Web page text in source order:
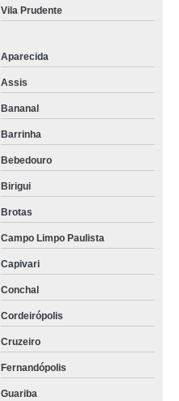
Vila Prudente
Aparecida
Assis
Bananal
Barrinha
Bebedouro
Birigui
Brotas
Campo Limpo Paulista
Capivari
Conchal
Cordeirópolis
Cruzeiro
Fernandópolis
Guariba